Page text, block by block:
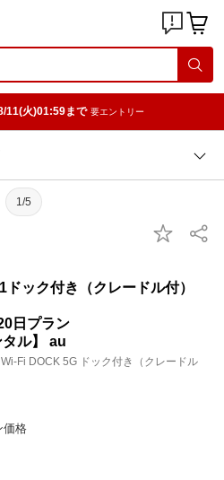
11(火)01:59まで 要エントリー
1/5
ック付き（クレードル付）
日プラン
ル】 au
Fi DOCK 5G ドック付き（クレードル
価格